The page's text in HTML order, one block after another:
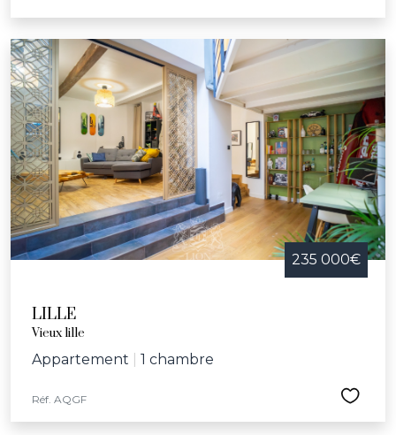
235 000€
LILLE
Vieux lille
Appartement 1 chambre
Réf. AQGF